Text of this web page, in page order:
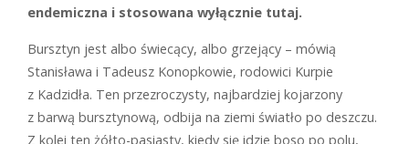
endemiczna i stosowana wyłącznie tutaj.
Bursztyn jest albo świecący, albo grzejący – mówią
Stanisława i Tadeusz Konopkowie, rodowici Kurpie
z Kadzidła. Ten przezroczysty, najbardziej kojarzony
z barwą bursztynową, odbija na ziemi światło po deszczu.
Z kolei ten żółto-pasiasty, kiedy się idzie boso po polu,